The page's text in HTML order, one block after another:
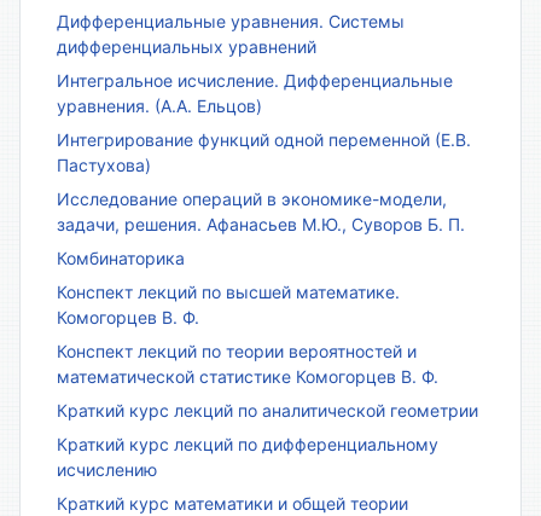
Дифференциальные уравнения. Системы
дифференциальных уравнений
Интегральное исчисление. Дифференциальные
уравнения. (А.А. Ельцов)
Интегрирование функций одной переменной (Е.В.
Пастухова)
Исследование операций в экономике-модели,
задачи, решения. Афанасьев М.Ю., Суворов Б. П.
Комбинаторика
Конспект лекций по высшей математике.
Комогорцев В. Ф.
Конспект лекций по теории вероятностей и
математической статистике Комогорцев В. Ф.
Краткий курс лекций по аналитической геометрии
Краткий курс лекций по дифференциальному
исчислению
Краткий курс математики и общей теории